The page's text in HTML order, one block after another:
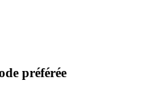
préférée